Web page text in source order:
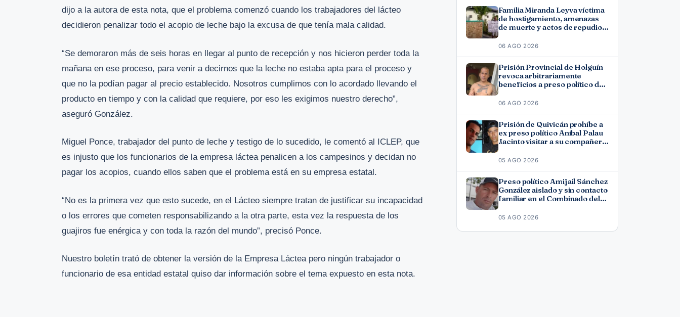
dijo a la autora de esta nota, que el problema comenzó cuando los trabajadores del lácteo
decidieron penalizar todo el acopio de leche bajo la excusa de que tenía mala calidad.
“Se demoraron más de seis horas en llegar al punto de recepción y nos hicieron perder toda la
mañana en ese proceso, para venir a decirnos que la leche no estaba apta para el proceso y
que no la podían pagar al precio establecido. Nosotros cumplimos con lo acordado llevando el
producto en tiempo y con la calidad que requiere, por eso les exigimos nuestro derecho”,
aseguró González.
Miguel Ponce, trabajador del punto de leche y testigo de lo sucedido, le comentó al ICLEP, que
es injusto que los funcionarios de la empresa láctea penalicen a los campesinos y decidan no
pagar los acopios, cuando ellos saben que el problema está en su empresa estatal.
“No es la primera vez que esto sucede, en el Lácteo siempre tratan de justificar su incapacidad
o los errores que cometen responsabilizando a la otra parte, esta vez la respuesta de los
guajiros fue enérgica y con toda la razón del mundo”, precisó Ponce.
Nuestro boletín trató de obtener la versión de la Empresa Láctea pero ningún trabajador o
funcionario de esa entidad estatal quiso dar información sobre el tema expuesto en esta nota.
Familia Miranda Leyva víctima
de hostigamiento, amenazas
de muerte y actos de repudio
06 AGO 2026
Prisión Provincial de Holguín
revoca arbitrariamente
beneficios a preso político del
06 AGO 2026
Prisión de Quivicán prohíbe a
ex preso político Aníbal Palau
Jacinto visitar a su compañero
Fonseca
05 AGO 2026
Preso político Amijail Sánchez
González aislado y sin contacto
familiar en el Combinado del
05 AGO 2026